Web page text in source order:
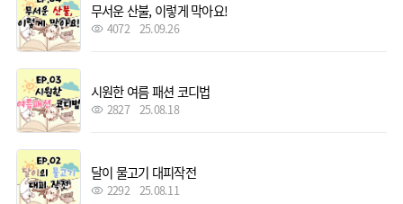
무서운 산불, 이렇게 막아요!
4072 25.09.26
시원한 여름 패션 코디법
2827 25.08.18
달이 물고기 대피작전
2292 25.08.11